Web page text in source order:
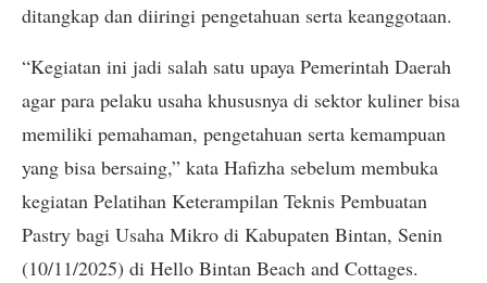
ditangkap dan diiringi pengetahuan serta keanggotaan.
“Kegiatan ini jadi salah satu upaya Pemerintah Daerah
agar para pelaku usaha khususnya di sektor kuliner bisa
memiliki pemahaman, pengetahuan serta kemampuan
yang bisa bersaing,” kata Hafizha sebelum membuka
kegiatan Pelatihan Keterampilan Teknis Pembuatan
Pastry bagi Usaha Mikro di Kabupaten Bintan, Senin
(10/11/2025) di Hello Bintan Beach and Cottages.